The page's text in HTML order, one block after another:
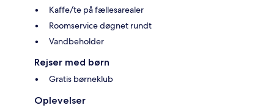
Kaffe/te på fællesarealer
Roomservice døgnet rundt
Vandbeholder
Rejser med børn
Gratis børneklub
Oplevelser